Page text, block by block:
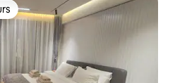
les plus appréciés